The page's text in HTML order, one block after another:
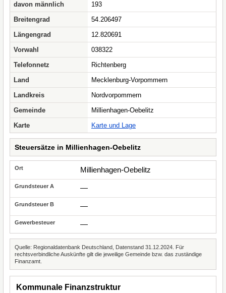
davon männlich
193
Breitengrad
54.206497
Längengrad
12.820691
Vorwahl
038322
Telefonnetz
Richtenberg
Land
Mecklenburg-Vorpommern
Landkreis
Nordvorpommern
Gemeinde
Millienhagen-Oebelitz
Karte
Karte und Lage
Steuersätze in Millienhagen-Oebelitz
Millienhagen-Oebelitz
—
—
—
Quelle: Regionaldatenbank Deutschland, Datenstand 31.12.2024. Für
rechtsverbindliche Auskünfte gilt die jeweilige Gemeinde bzw. das zuständige
Finanzamt.
Kommunale Finanzstruktur